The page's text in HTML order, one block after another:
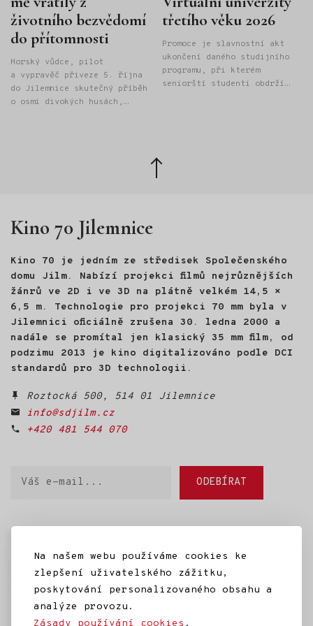
Na našem webu používáme cookies ke
zlepšení uživatelského zážitku,
poskytování personalizovaného obsahu a
analýze provozu.
Zásady používání cookies .
životního bezvědomí
do přítomnosti
Horský vůdce, pilot
a vypravěč přiveze 5. října
do Jilemnice skutečný příběh
o osmi divokých husách,
a manažerskou práci. Právě
tehdy se ocitl na životní
dál, našel na nečekaném
místě: ve světě divokých
hus. Na Velikonoce roku 2022
se mu vylíhlo osm housat.
Půl roku s nimi žil, učil je
poznávat svět a nakonec
s nimi létal na rogale nad
Českým rájem. Z této
zkušenosti vznikl HUSOPAS -
o husách, o člověku
a o návratu k sobě.
třetího věku 2026
Promoce je slavnostní akt
ukončení daného studijního
programu, při kterém
seniorští studenti obdrží
Zpět
nahoru
Kino 70 Jilemnice
Kino 70 je jedním ze středisek Společenského
domu Jilm. Nabízí projekci filmů nejrůznějších
žánrů ve 2D i ve 3D na plátně velkém 14,5 ×
6,5 m. Technologie pro projekci 70 mm byla v
Jilemnici oficiálně zrušena 30. ledna 2000 a
nadále se promítal jen klasický 35 mm film, od
podzimu 2013 je kino digitalizováno podle DCI
standardů pro 3D technologii.
Roztocká 500, 514 01 Jilemnice
info@sdjilm.cz
+420 481 544 070
ODEBÍRAT
SD Jilm Kino 70
Městská knihovna
IC Jilemnice
Projekty SD Jilm
Články
Kontakt